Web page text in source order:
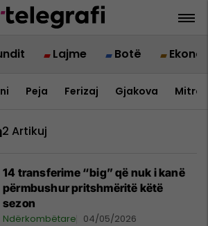
Lajme Botë
Peja Ferizaj Gjakova
2 Artikuj
14 transferime “big” që nuk i kanë
përmbushur pritshmëritë këtë
sezon
Ndërkombëtare 04/05/2026